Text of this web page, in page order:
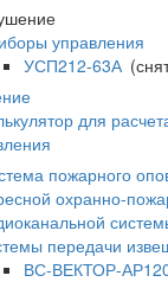
управления
УСП212-63А
для
пожарного
охранно-
передачи
ВС-ВЕКТОР-